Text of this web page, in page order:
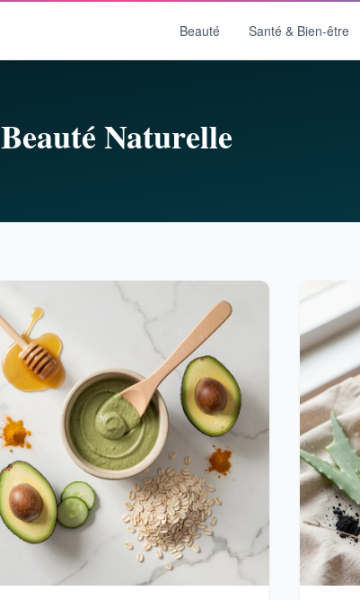
Beauté Santé & Bien-être
Beauté Naturelle